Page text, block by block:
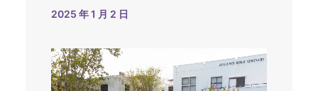
2025 年 1 月 2 日